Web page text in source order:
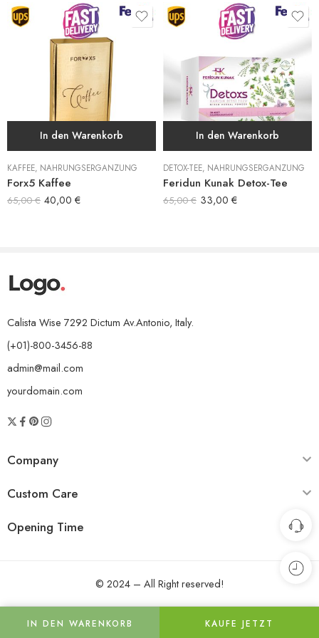
Sie die Türen zu einem gesünderen Leben mit Meri Detox Tea!
#MeriDetoxTea #DetoxTea #Abnehmen #GesundesLeben
#NatürlicheUnterstützung #Stoffwechselbeschleuniger
#NatürlicheZutaten #EffektiveErgebnisse #GesunderLebenStil
In den Warenkorb
KAFFEE, NAHRUNGSERGÄNZUNG
Forx5 Kaffee
65,00€ 40,00 €
In den Warenkorb
DETOX-TEE, NAHRUNGSERGÄNZUNG
Feridun Kunak Detox-Tee
65,00€ 33,00 €
Calista Wise 7292 Dictum Av.Antonio, Italy.
(+01)-800-3456-88
admin@mail.com
yourdomain.com
Company
Custom Care
Opening Time
© 2024 – All Right reserved!
IN DEN WARENKORB KAUFE JETZT